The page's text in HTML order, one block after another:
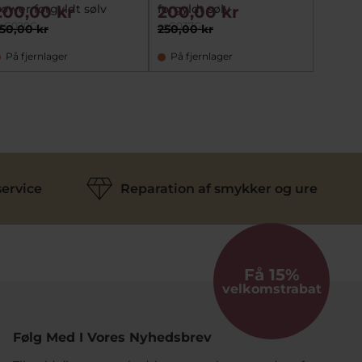
forgyldt sølv
kr
kr
På fjernlager
forgyldt sølv
ecC037G
250,00 kr
200,00 kr
På fjernlager
Reparation af smykker og ure
Få 15%
velkomstrabat
Følg Med I Vores Nyhedsbrev